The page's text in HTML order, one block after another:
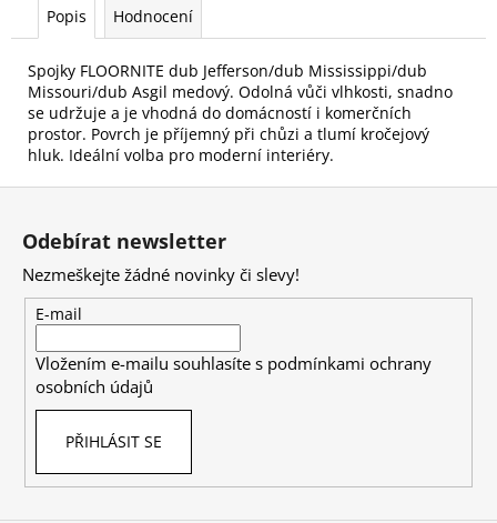
Popis Hodnocení
Spojky FLOORNITE dub Jefferson/dub Mississippi/dub
Missouri/dub Asgil medový. Odolná vůči vlhkosti, snadno
se udržuje a je vhodná do domácností i komerčních
prostor. Povrch je příjemný při chůzi a tlumí kročejový
hluk. Ideální volba pro moderní interiéry.
Z
Odebírat newsletter
Nezmeškejte žádné novinky či slevy!
E-mail
Vložením e-mailu souhlasíte s podmínkami ochrany
osobních údajů
PŘIHLÁSIT SE